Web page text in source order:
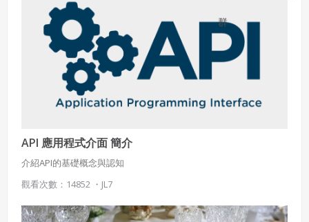
群
API 應用程式介面 簡介
介紹API的基礎概念與認知
觀看次數：14852 ・ JL7